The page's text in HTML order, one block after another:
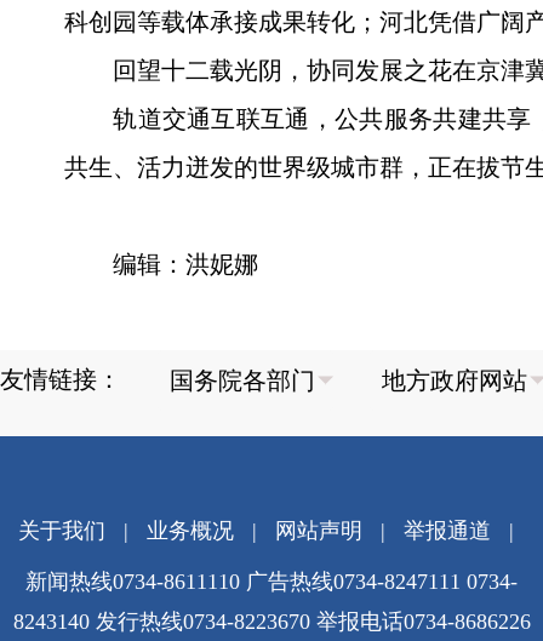
科创园等载体承接成果转化；河北凭借广阔
回望十二载光阴，协同发展之花在京津
轨道交通互联互通，公共服务共建共
共生、活力迸发的世界级城市群，正在拔节
编辑：洪妮娜
友情链接：
关于我们 | 业务概况| 网站声明 | 举报通道 |
新闻热线0734-8611110 广告热线0734-8247111 0734-
8243140 发行热线0734-8223670 举报电话0734-8686226